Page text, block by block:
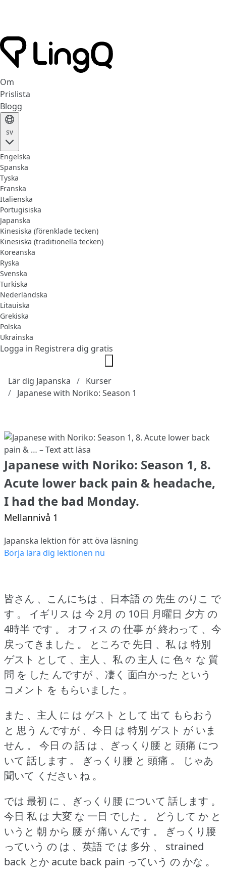
Om
Prislista
Blogg
sv
Engelska
Spanska
Tyska
Franska
Italienska
Portugisiska
Japanska
Kinesiska (förenklade tecken)
Kinesiska (traditionella tecken)
Koreanska
Ryska
Svenska
Turkiska
Nederländska
Litauiska
Grekiska
Polska
Ukrainska
Logga in Registrera dig gratis
Lär dig Japanska
Kurser
Japanese with Noriko: Season 1
Japanese with Noriko: Season 1, 8.
Acute lower back pain & headache,
I had the bad Monday.
Mellannivå 1
Japanska lektion för att öva läsning
Börja lära dig lektionen nu
皆さん 、こんにちは 、日本語 の 先生 のりこ で
す 。
イギリス は 今 2月 の 10日 月曜日 夕方 の
4時半 です 。
オフィス の 仕事 が 終わって 、今
戻ってきました 。
ところで 先日 、私 は 特別
ゲスト として 、主人 、私 の 主人 に 色々 な 質
問 を した んですが 、凄く 面白かった という
コメント を もらいました 。
また 、主人 に は ゲスト として 出て もらおう
と 思う んですが 、今日 は 特別 ゲスト が いま
せん 。
今日 の 話 は 、ぎっくり腰 と 頭痛 につ
いて 話します 。
ぎっくり腰 と 頭痛 。
じゃあ
聞いて ください ね 。
では 最初 に 、ぎっくり腰 について 話します 。
今日 私 は 大変 な 一日 でした 。
どうして か と
いうと 朝 から 腰 が 痛い んです 。
ぎっくり腰
っていう の は 、英語 で は 多分 、 strained
back とか acute back pain っていう の かな 。